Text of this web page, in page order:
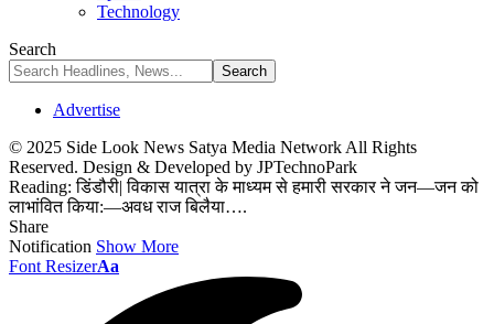
Technology
Search
Advertise
© 2025 Side Look News Satya Media Network All Rights
Reserved. Design & Developed by JPTechnoPark
Reading: डिंडौरी| विकास यात्रा के माध्यम से हमारी सरकार ने जन—जन को
लाभांवित किया:—अवध राज बिलैया….
Share
Notification Show More
Font ResizerAa